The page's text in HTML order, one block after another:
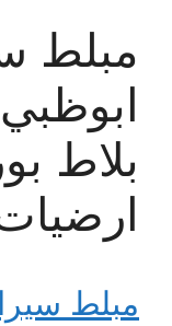
مبلط
بلاط
مبلط